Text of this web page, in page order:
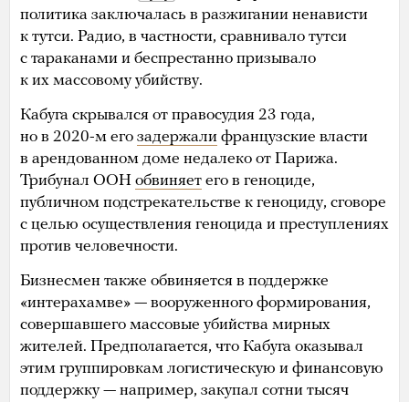
политика заключалась в разжигании ненависти
к тутси. Радио, в частности, сравнивало тутси
с тараканами и беспрестанно призывало
к их массовому убийству.
Кабуга скрывался от правосудия 23 года,
но в 2020-м его задержали французские власти
в арендованном доме недалеко от Парижа.
Трибунал ООН обвиняет его в геноциде,
публичном подстрекательстве к геноциду, сговоре
с целью осуществления геноцида и преступлениях
против человечности.
Бизнесмен также обвиняется в поддержке
«интерахамве» — вооруженного формирования,
совершавшего массовые убийства мирных
жителей. Предполагается, что Кабуга оказывал
этим группировкам логистическую и финансовую
поддержку — например, закупал сотни тысяч